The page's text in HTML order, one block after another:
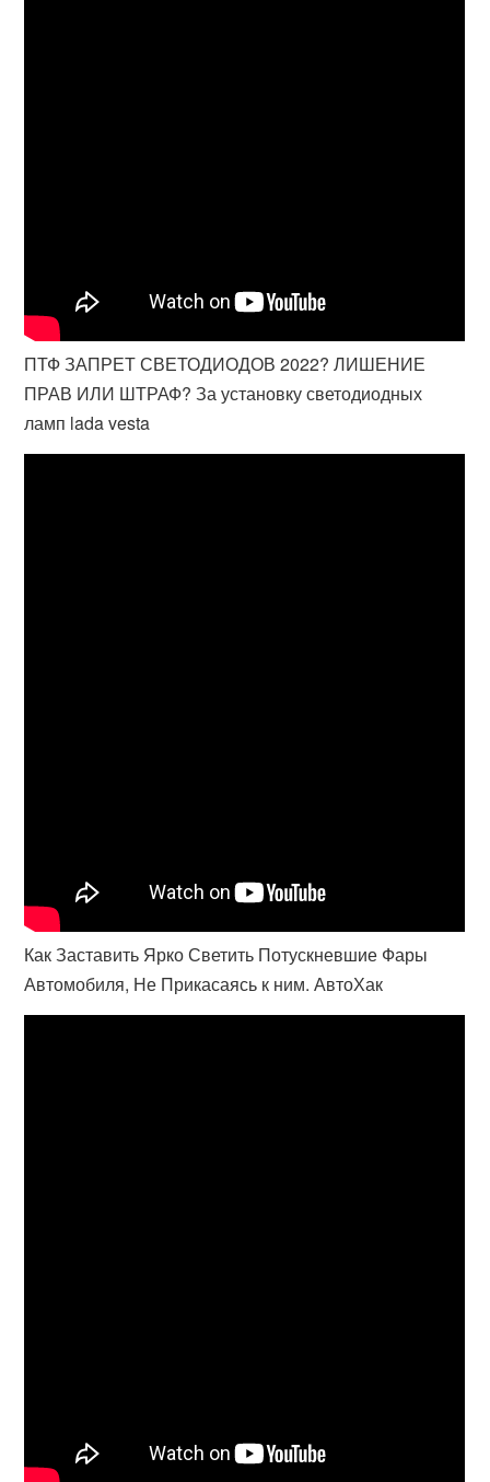
ПТФ ЗАПРЕТ СВЕТОДИОДОВ 2022? ЛИШЕНИЕ
ПРАВ ИЛИ ШТРАФ? За установку светодиодных
ламп lada vesta
Как Заставить Ярко Светить Потускневшие Фары
Автомобиля, Не Прикасаясь к ним. АвтоХак